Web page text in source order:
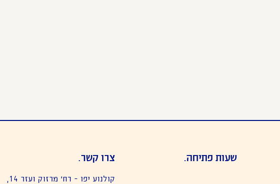
שעות פתיחה. צרו קשר.